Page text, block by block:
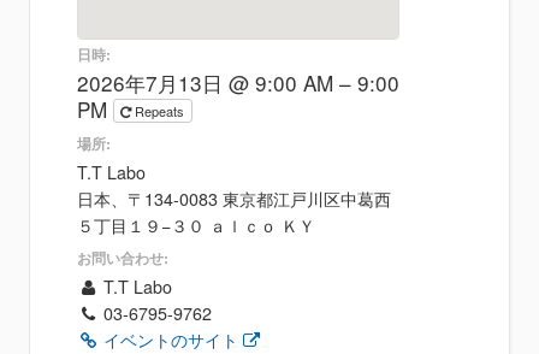
日時:
2026年7月13日 @ 9:00 AM – 9:00
PM
Repeats
場所:
T.T Labo
日本、〒134-0083 東京都江戸川区中葛西
５丁目１９−３０ ａｌｃｏ ＫＹ
お問い合わせ:
T.T Labo
03-6795-9762
イベントのサイト